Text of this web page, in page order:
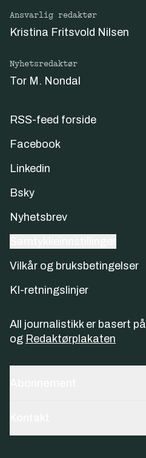
Ansvarlig redaktør
Kristina Fritsvold Nilsen
Nyhetsredaktør
Tor M. Nondal
RSS-feed forside
Facebook
Linkedin
Bsky
Nyhetsbrev
Vilkår og bruksbetingelser
KI-retningslinjer
All journalistikk er basert på
og Redaktørplakaten